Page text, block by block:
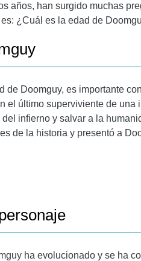
años, han surgido muchas
¿Cuál es la edad de
de Doomguy, es importante
el último superviviente de una
infierno y salvar a la
de la historia y presentó a
ha evolucionado y se ha